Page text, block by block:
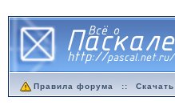
Правила форума ::